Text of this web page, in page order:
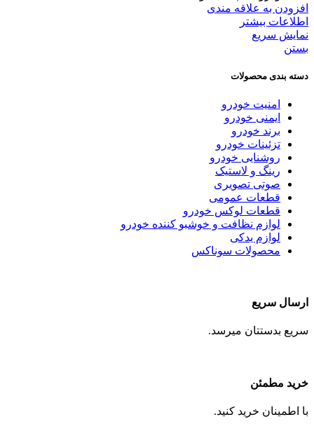
افزودن به علاقه مندی
اطلاعات بیشتر
نمایش سریع
بستن
دسته بندی محصولات
امنیت خودرو
ایمنی خودرو
برند خودرو
تزئینات خودرو
روشنایی خودرو
رینگ و لاستیک
صوتی تصویری
قطعات عمومی
قطعات لوکس خودرو
لوازم نظافت و خوشبو کننده خودرو
لوازم یدکی
محصولات سوناکس
ارسال سریع
سریع بدستتان میرسد.
خرید مطمئن
با اطمینان خرید کنید.